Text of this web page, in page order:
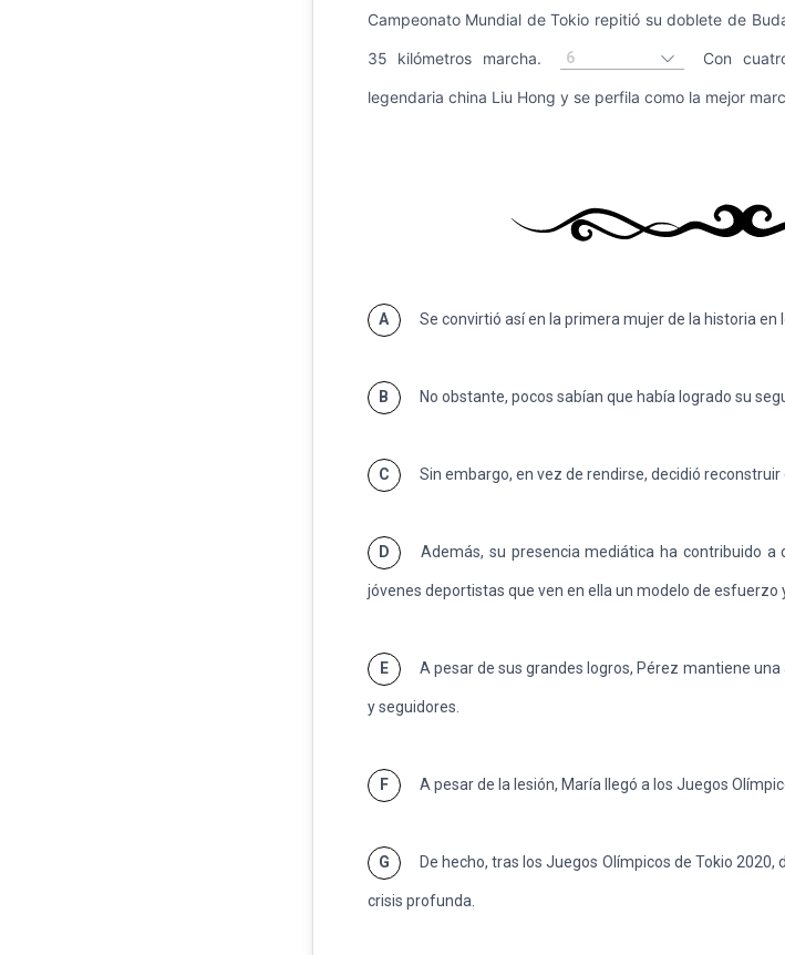
Campeonato Mundial de Tokio repitió su doblete de
35 kilómetros marcha. 6 Con
legendaria china Liu Hong y se perfila como la mejor
A Se convirtió así en la primera mujer de la historia
B No obstante, pocos sabían que había logrado su
C Sin embargo, en vez de rendirse, decidió
D Además, su presencia mediática ha contribuido
jóvenes deportistas que ven en ella un modelo de esfuerzo
E A pesar de sus grandes logros, Pérez mantiene
y seguidores.
F A pesar de la lesión, María llegó a los Juegos
G De hecho, tras los Juegos Olímpicos de Tokio
crisis profunda.